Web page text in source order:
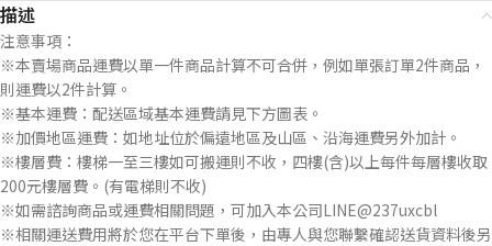
描述
注意事項：
※本賣場商品運費以單一件商品計算不可合併，例如單張訂單2件商品，
則運費以2件計算。
※基本運費：配送區域基本運費請見下方圖表。
※加價地區運費：如地址位於偏遠地區及山區、沿海運費另外加計。
※樓層費：樓梯一至三樓如可搬運則不收，四樓(含)以上每件每層樓收取
200元樓層費。(有電梯則不收)
※如需諮詢商品或運費相關問題，可加入本公司LINE@237uxcbl
※相關運送費用將於您在平台下單後，由專人與您聯繫確認送貨資料後另